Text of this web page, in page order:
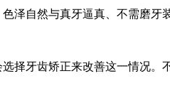
泽自然与真牙逼真、不需磨
择牙齿矫正来改善这一情况